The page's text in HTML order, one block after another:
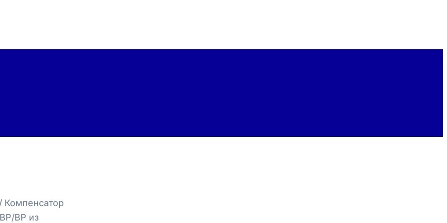
/ Компенсатор
ВР из